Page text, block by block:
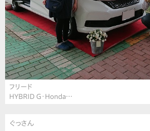
フリード
HYBRID G・Honda…
ぐっさん